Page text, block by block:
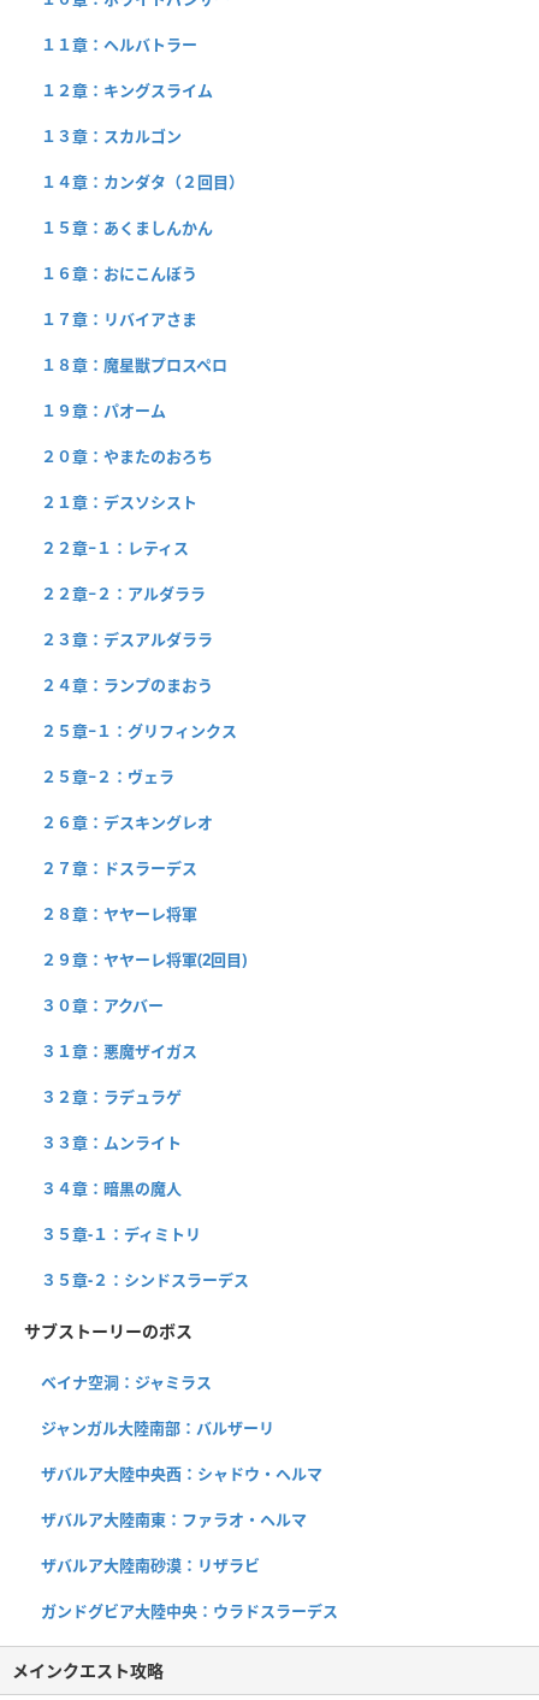
１１章：ヘルバトラー
１２章：キングスライム
１３章：スカルゴン
１４章：カンダタ（２回目）
１５章：あくましんかん
１６章：おにこんぼう
１７章：リバイアさま
１８章：魔星獣プロスペロ
１９章：パオーム
２０章：やまたのおろち
２１章：デスソシスト
２２章−１：レティス
２２章−２：アルダララ
２３章：デスアルダララ
２４章：ランプのまおう
２５章−１：グリフィンクス
２５章−２：ヴェラ
２６章：デスキングレオ
２７章：ドスラーデス
２８章：ヤヤーレ将軍
２９章：ヤヤーレ将軍(2回目)
３０章：アクバー
３１章：悪魔ザイガス
３２章：ラデュラゲ
３３章：ムンライト
３４章：暗黒の魔人
３５章-１：ディミトリ
３５章-２：シンドスラーデス
サブストーリーのボス
ベイナ空洞：ジャミラス
ジャンガル大陸南部：バルザーリ
ザバルア大陸中央西：シャドウ・ヘルマ
ザバルア大陸南東：ファラオ・ヘルマ
ザバルア大陸南砂漠：リザラビ
ガンドグビア大陸中央：ウラドスラーデス
メインクエスト攻略